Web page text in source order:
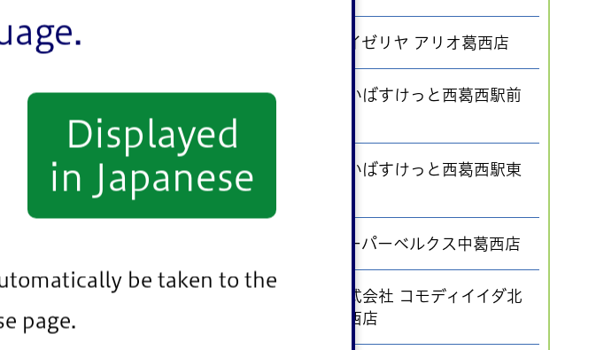
Displayed
in Japanese
be taken to the
page.
サイゼリヤ アリオ葛西店
まいばすけっと西葛西駅前
まいばすけっと西葛西駅東
スーパーベルクス中葛西店
株式会社 コモディイイダ北
葛西店